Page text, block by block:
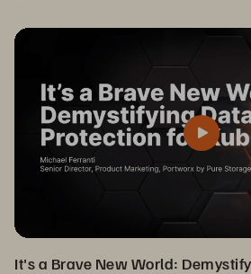
It's a Brave New World: